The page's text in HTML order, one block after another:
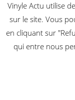
Vinyle Actu utilise
sur le site. Vous
en cliquant sur
qui entre nous